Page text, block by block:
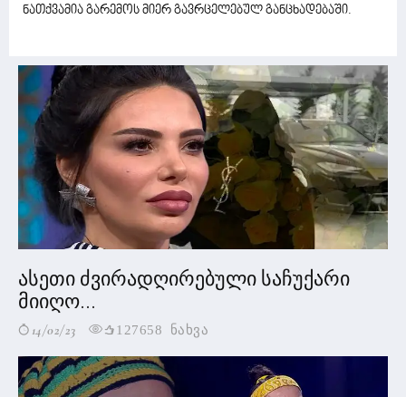
ნათქვამია გარემოს მიერ გავრცელებულ განცხადებაში.
ასეთი ძვირადღირებული საჩუქარი
მიიღო...
14/02/23 127658 ნახვა